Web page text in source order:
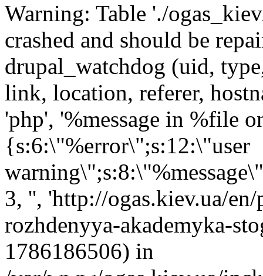
Warning: Table './
crashed and should be
drupal_watchdog (uid,
link, location, referer,
'php', '%message in %file
{s:6:\"%error\";s:12:\"user
3, '', 'http://ogas.kiev.ua/
rozhdenyya-akademyka-
1786186506) in